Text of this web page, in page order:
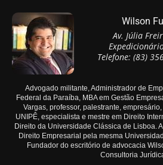
Wilson
Av. Júlia
Telefone: (83)
Advogado militante, Administrador de
Federal da Paraíba, MBA em Gestão
Vargas, professor, palestrante,
UNIPÊ, especialista e mestre em Direito
Direito da Universidade Clássica de Lisboa.
Direito Empresarial pela mesma
Fundador do escritório de advocacia
Consultoria